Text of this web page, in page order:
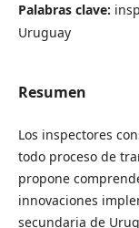
Palabras clave:
Uruguay
Resumen
Los inspectores
todo proceso de
propone
innovaciones
secundaria de